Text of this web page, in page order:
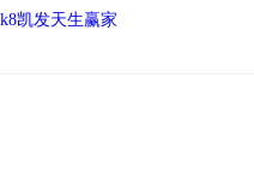
k8凯发天生赢家